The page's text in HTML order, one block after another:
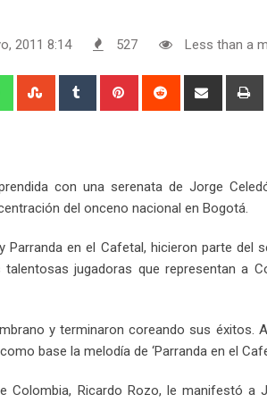
2011 8:14 527 Less than a
WhatsappStumbleUpon
Tumblr Pinterest Reddit
Share
con una serenata de Jorge
del onceno nacional en Bogotá.
en el Cafetal, hicieron parte del
jugadoras que representan a
y terminaron coreando sus éxitos.
base la melodía de ‘Parranda en el
Colombia, Ricardo Rozo, le manifestó a